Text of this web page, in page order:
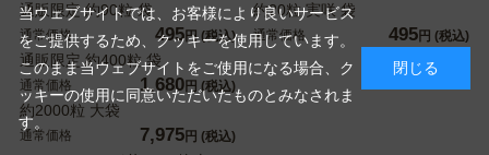
通販限定 約90粒 袋
通常価格 495円(税込)
通販限定 約400粒 袋
通常価格 1,680円 (税込)
約2000粒 大袋
通常価格 7,975円 (税込)
約20粒 実咲 袋
通常価格 495円 (税込)
当ウェブサイトでは、お客様により良いサービス
をご提供するため、クッキーを使用しています。
このまま当ウェブサイトをご使用になる場合、ク
ッキーの使用に同意いただいたものとみなされま
す。
閉じる